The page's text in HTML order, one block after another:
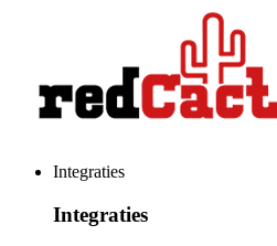
Integraties
Integraties